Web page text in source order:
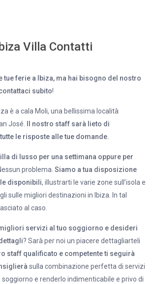
Villa Contatti
tue ferie a Ibiza, ma hai bisogno del nostro
subito!
è a cala Moli, una bellissima località
José.
Il nostro staff sarà lieto di
le risposte alle tue domande.
di lusso per una settimana oppure per
problema.Siamo a tua disposizione
disponibili, illustrarti le varie zone sull’isola e
sulle migliori destinazioni in Ibiza. In tal
al caso.
servizi al tuo soggiorno e desideri
? Sarà per noi un piacere dettagliarteli
staff qualificato e competente ti seguirà
sulla combinazione perfetta di servizi
e renderlo indimenticabile e privo di